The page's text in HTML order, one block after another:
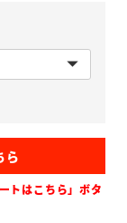
トはこちら」ボタ